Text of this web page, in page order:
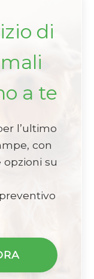
di
a te
l’ultimo
con
opzioni su